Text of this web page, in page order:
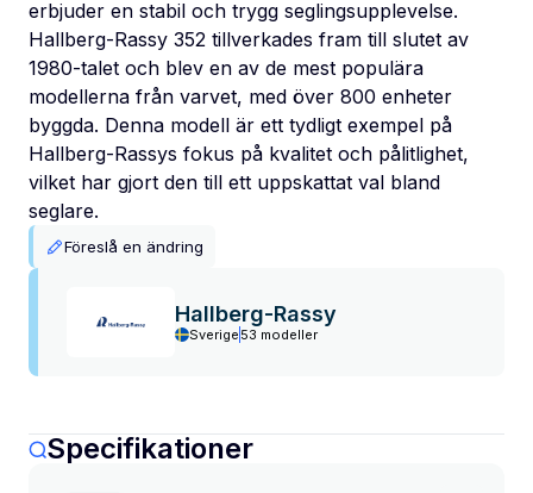
erbjuder en stabil och trygg seglingsupplevelse.
Hallberg-Rassy 352 tillverkades fram till slutet av
1980-talet och blev en av de mest populära
modellerna från varvet, med över 800 enheter
byggda. Denna modell är ett tydligt exempel på
Hallberg-Rassys fokus på kvalitet och pålitlighet,
vilket har gjort den till ett uppskattat val bland
seglare.
Föreslå en ändring
Hallberg-Rassy
Sverige 53 modeller
Specifikationer